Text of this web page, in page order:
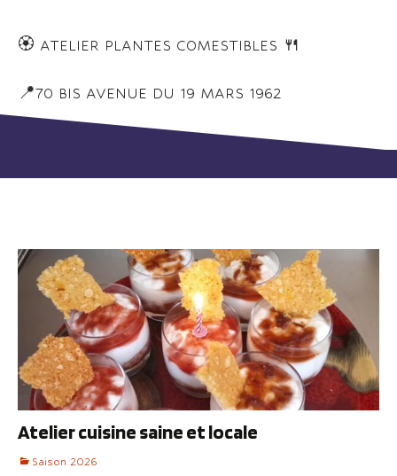
🏵️ ATELIER PLANTES COMESTIBLES 🍴
📍70 BIS AVENUE DU 19 MARS 1962
Atelier cuisine saine et locale
Saison 2026